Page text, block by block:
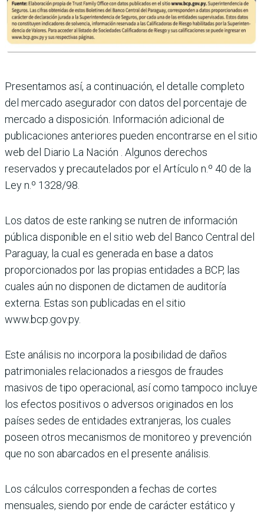
Presentamos así, a continuación, el detalle completo
del mercado asegurador con datos del porcentaje de
mercado a disposición. Información adicional de
publicaciones anteriores pueden encontrarse en el sitio
web del Diario La Nación . Algunos derechos
reservados y precautelados por el Artículo n.º 40 de la
Ley n.º 1328/98.
Los datos de este ranking se nutren de información
pública disponible en el sitio web del Banco Central del
Paraguay, la cual es generada en base a datos
proporcionados por las propias entidades a BCP, las
cuales aún no disponen de dictamen de auditoría
externa. Estas son publicadas en el sitio
www.bcp.gov.py.
Este análisis no incorpora la posibilidad de daños
patrimoniales relacionados a riesgos de fraudes
masivos de tipo operacional, así como tampoco incluye
los efectos positivos o adversos originados en los
países sedes de entidades extranjeras, los cuales
poseen otros mecanismos de monitoreo y prevención
que no son abarcados en el presente análisis.
Los cálculos corresponden a fechas de cortes
mensuales, siendo por ende de carácter estático y